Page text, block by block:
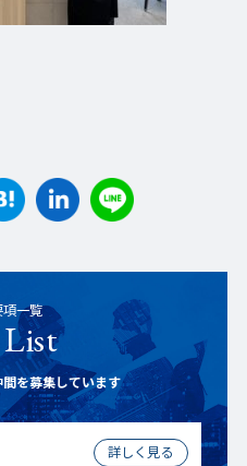
一覧
を募集しています